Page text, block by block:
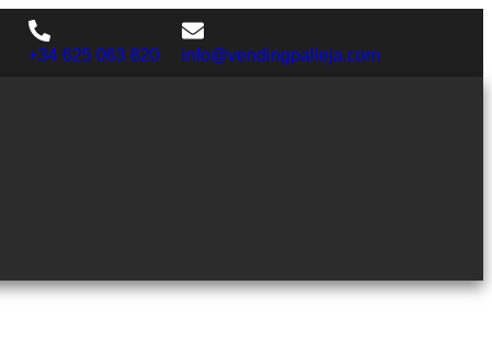
+34 625 063 820 info@vendingpalleja.com